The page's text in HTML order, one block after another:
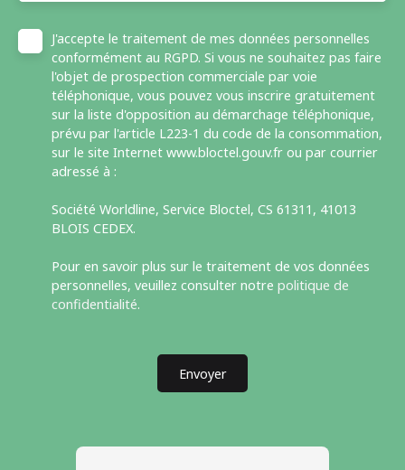
J'accepte le traitement de mes données personnelles
conformément au RGPD. Si vous ne souhaitez pas faire
l'objet de prospection commerciale par voie
téléphonique, vous pouvez vous inscrire gratuitement
sur la liste d'opposition au démarchage téléphonique,
prévu par l'article L223-1 du code de la consommation,
sur le site Internet www.bloctel.gouv.fr ou par courrier
adressé à :
Société Worldline, Service Bloctel, CS 61311, 41013
BLOIS CEDEX.
Pour en savoir plus sur le traitement de vos données
personnelles, veuillez consulter notre politique de
confidentialité.
Envoyer